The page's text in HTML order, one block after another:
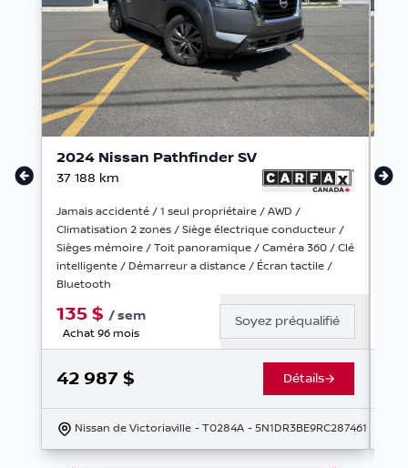
2024 Nissan Pathfinder SV
37 188 km
Jamais accidenté / 1 seul propriétaire / AWD /
Climatisation 2 zones / Siège électrique conducteur /
Sièges mémoire / Toit panoramique / Caméra 360 / Clé
intelligente / Démarreur a distance / Écran tactile /
Bluetooth
135 $ / sem
Achat 96 mois
Soyez préqualifié
42 987 $ Détails
Nissan de Victoriaville - T0284A - 5N1DR3BE9RC287461
221